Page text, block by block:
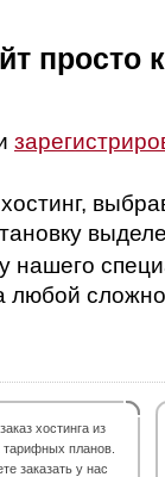
просто
у нашего
любой
хостинга из
планов.
заказать у нас